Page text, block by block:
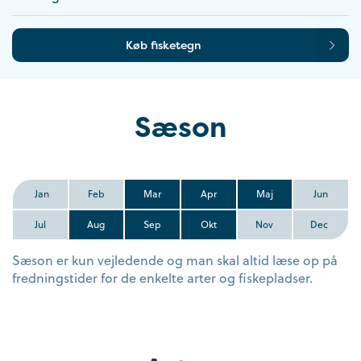
Køb fisketegn
Sæson
Jan Feb Mar Apr Maj Jun
Jul Aug Sep Okt Nov Dec
Sæson er kun vejledende og man skal altid læse op på
fredningstider for de enkelte arter og fiskepladser.